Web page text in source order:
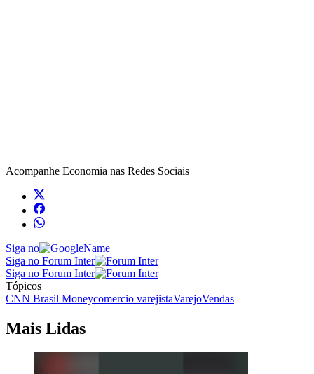
Acompanhe Economia nas Redes Sociais
Siga no
Siga no Forum Inter
Siga no Forum Inter
Tópicos
CNN Brasil Moneycomercio varejistaVarejoVendas
Mais Lidas